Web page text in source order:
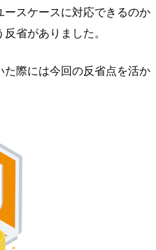
スケースに対応できるのか
省がありました。
際には今回の反省点を活か